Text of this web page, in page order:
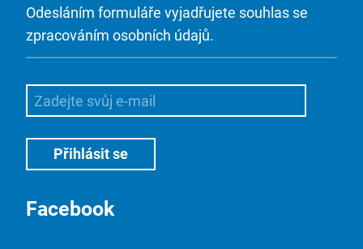
Odesláním formuláře vyjadřujete souhlas se
zpracováním osobních údajů.
Facebook